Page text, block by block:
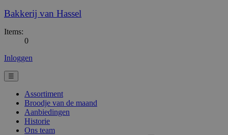
Bakkerij van Hassel
Items:
0
Inloggen
☰
Assortiment
Broodje van de maand
Aanbiedingen
Historie
Ons team